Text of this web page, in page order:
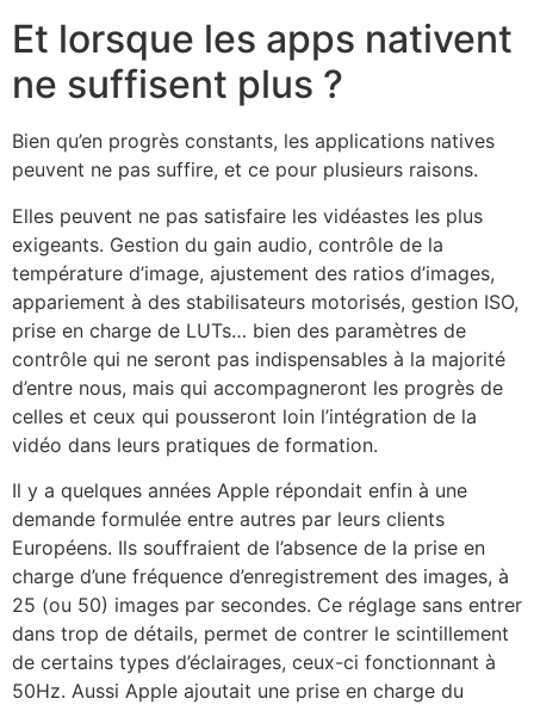
Et lorsque les apps nativent
ne suffisent plus ?
Bien qu’en progrès constants, les applications natives
peuvent ne pas suffire, et ce pour plusieurs raisons.
Elles peuvent ne pas satisfaire les vidéastes les plus
exigeants. Gestion du gain audio, contrôle de la
température d’image, ajustement des ratios d’images,
appariement à des stabilisateurs motorisés, gestion ISO,
prise en charge de LUTs… bien des paramètres de
contrôle qui ne seront pas indispensables à la majorité
d’entre nous, mais qui accompagneront les progrès de
celles et ceux qui pousseront loin l’intégration de la
vidéo dans leurs pratiques de formation.
Il y a quelques années Apple répondait enfin à une
demande formulée entre autres par leurs clients
Européens. Ils souffraient de l’absence de la prise en
charge d’une fréquence d’enregistrement des images, à
25 (ou 50) images par secondes. Ce réglage sans entrer
dans trop de détails, permet de contrer le scintillement
de certains types d’éclairages, ceux-ci fonctionnant à
50Hz. Aussi Apple ajoutait une prise en charge du